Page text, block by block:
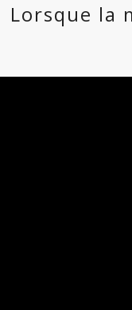
Lorsque la